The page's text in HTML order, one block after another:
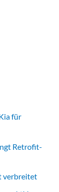
für
Retrofit-
verbreitet